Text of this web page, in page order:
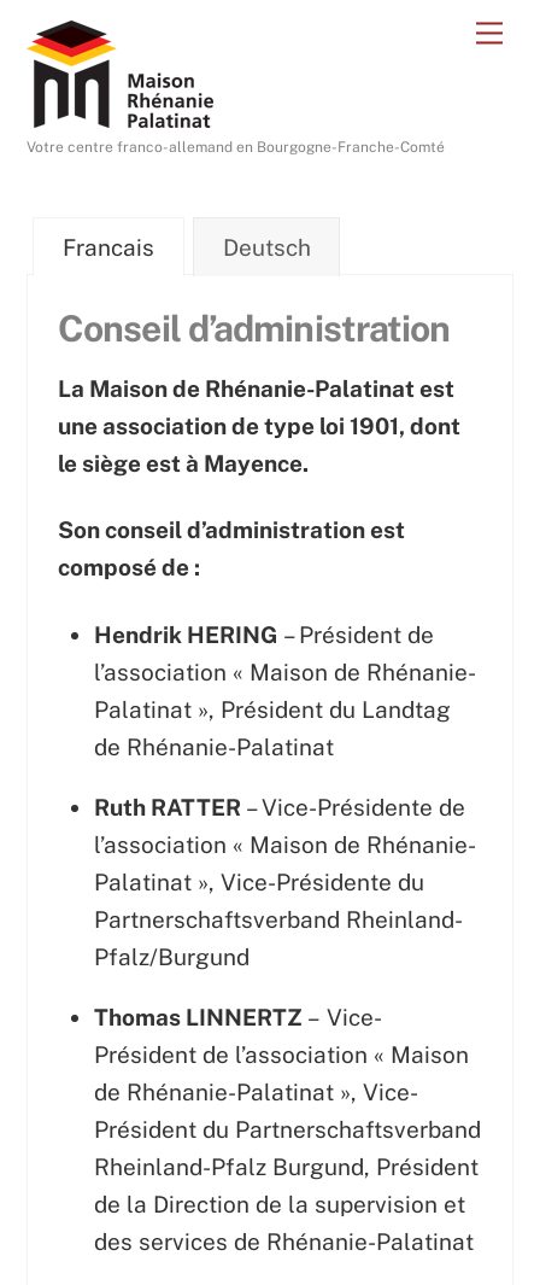
content
Votre centre franco-allemand en Bourgogne-Franche-Comté
Francais Deutsch
Conseil d’administration
La Maison de Rhénanie-Palatinat est
une association de type loi 1901, dont
le siège est à Mayence.
Son conseil d’administration est
composé de :
Hendrik HERING – Président de
l’association « Maison de Rhénanie-
Palatinat », Président du Landtag
de Rhénanie-Palatinat
Ruth RATTER – Vice-Présidente de
l’association « Maison de Rhénanie-
Palatinat », Vice-Présidente du
Partnerschaftsverband Rheinland-
Pfalz/Burgund
Thomas LINNERTZ – Vice-
Président de l’association « Maison
de Rhénanie-Palatinat », Vice-
Président du Partnerschaftsverband
Rheinland-Pfalz Burgund, Président
de la Direction de la supervision et
des services de Rhénanie-Palatinat